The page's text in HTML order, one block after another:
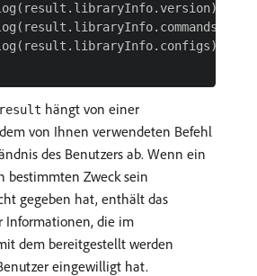
result hängt von einer
von Ihnen verwendeten Befehl
des Benutzers ab. Wenn ein
bestimmten Zweck sein
gegeben hat, enthält das
Informationen, die im
dem bereitgestellt werden
eingewilligt hat.